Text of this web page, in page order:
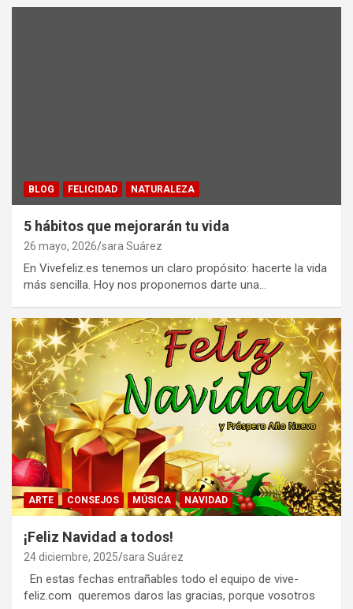
BLOG FELICIDAD NATURALEZA
5 hábitos que mejorarán tu vida
26 mayo, 2026 sara Suárez
En Vivefeliz.es tenemos un claro propósito: hacerte la vida
más sencilla. Hoy nos proponemos darte una…
ARTE CONSEJOS MÚSICA NAVIDAD
¡Feliz Navidad a todos!
24 diciembre, 2025 sara Suárez
En estas fechas entrañables todo el equipo de vive-
feliz.com queremos daros las gracias, porque vosotros